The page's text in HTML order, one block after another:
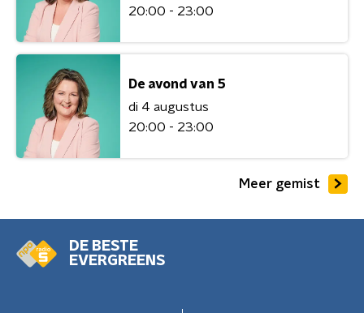
20:00 - 23:00
De avond van 5
di 4 augustus
20:00 - 23:00
Meer gemist
DE BESTE
EVERGREENS